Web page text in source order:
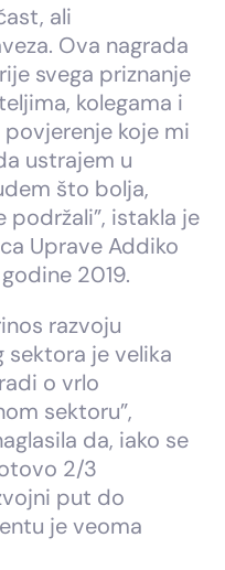
ali
Ova nagrada
svega priznanje
kolegama i
koje mi
ustrajem u
što bolja,
podržali”, istakla je
Uprave Addiko
2019.
razvoju
sektora je velika
o vrlo
sektoru”,
da, iako se
2/3
put do
je veoma